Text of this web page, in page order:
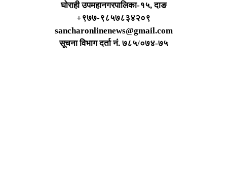
घोराही उपमहानगरपालिका-१५, दाङ
+९७७-९८५७८३४२०९
sancharonlinenews@gmail.com
सूचना विभाग दर्ता न‌ं. ७८५/०७४-७५